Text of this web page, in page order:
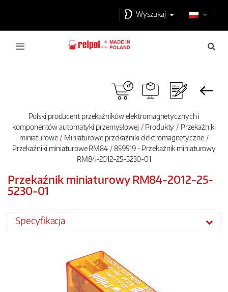
Wyszukaj
Polski producent przekaźników elektromagnetycznych i
komponentów automatyki przemysłowej
Produkty
Przekaźniki
miniaturowe
Miniaturowe przekaźniki elektromagnetyczne
Przekaźniki miniaturowe RM84
859519 - Przekaźnik miniaturowy
RM84-2012-25-5230-01
Przekaźnik miniaturowy RM84-2012-25-
5230-01
Specyfikacja